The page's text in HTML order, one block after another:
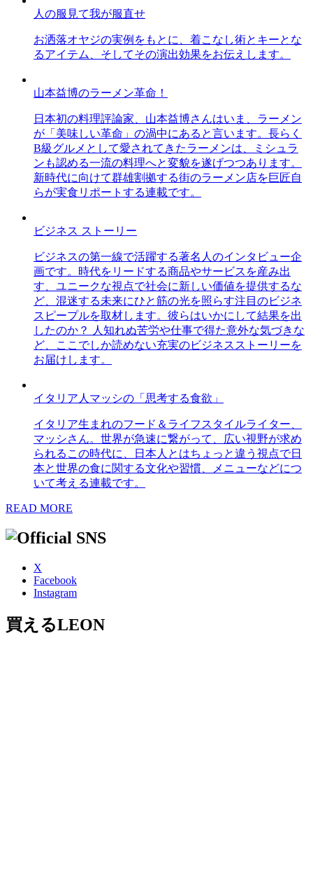
人の服見て我が服直せ
お洒落オヤジの実例をもとに、着こなし術とキーとな
るアイテム、そしてその演出効果をお伝えします。
山本益博のラーメン革命！
日本初の料理評論家、山本益博さんはいま、ラーメン
が「美味しい革命」の渦中にあると言います。長らく
B級グルメとして愛されてきたラーメンは、ミシュラ
ンも認める一流の料理へと変貌を遂げつつあります。
新時代に向けて群雄割拠する街のラーメン店を巨匠自
らが実食リポートする連載です。
ビジネス ストーリー
ビジネスの第一線で活躍する著名人のインタビュー企
画です。時代をリードする商品やサービスを産み出
す、ユニークな視点で社会に新しい価値を提供するな
ど、混迷する未来にひと筋の光を照らす注目のビジネ
スピープルを取材します。彼らはいかにして結果を出
したのか？ 人知れぬ苦労や仕事で得た意外な気づきな
ど、ここでしか読めない充実のビジネスストーリーを
お届けします。
イタリア人マッシの「思考する食欲」
イタリア生まれのフード＆ライフスタイルライター、
マッシさん。世界が急速に繋がって、広い視野が求め
られるこの時代に、日本人とはちょっと違う視点で日
本と世界の食に関する文化や習慣、メニューなどにつ
いて考える連載です。
READ MORE
X
Facebook
Instagram
買えるLEON